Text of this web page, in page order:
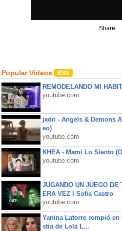
Share:
Popular Videos
REMODELANDO MI
youtube.com
jxdn - Angels & Demons
eo)
youtube.com
KHEA - Mami Lo Siento
youtube.com
JUGANDO UN JUEGO DE
ERA VEZ l Sofia Castro
youtube.com
Yanina Latorre rompió
stia de Lola L...